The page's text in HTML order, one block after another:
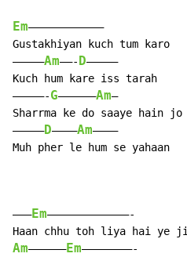
Em————————————
Gustakhiyan kuch tum karo
————–Am——- D—————
Kuch hum kare iss tarah
—————-G—————–Am—
Sharrma ke do saaye hain jo
————–D———–Am———–
Muh pher le hum se yahaan
——–Em—————————————-
Am——————Em————————-